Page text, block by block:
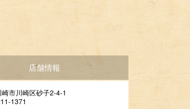
店舗情報
市川崎区砂子2-4-1
1371